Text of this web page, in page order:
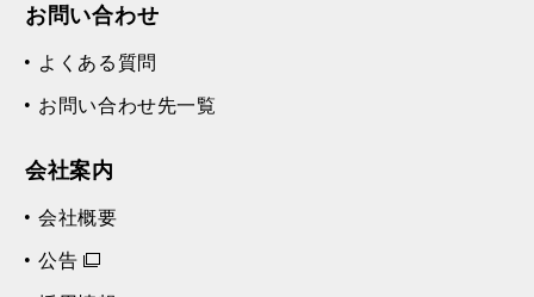
お問い合わせ
よくある質問
お問い合わせ先一覧
会社案内
会社概要
公告